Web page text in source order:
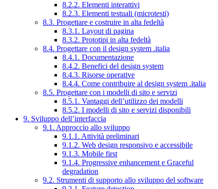
8.2.2. Elementi interattivi
8.2.3. Elementi testuali (microtesti)
8.3. Progettare e costruire in alta fedeltà
8.3.1. Layout di pagina
8.3.2. Prototipi in alta fedeltà
8.4. Progettare con il design system .italia
8.4.1. Documentazione
8.4.2. Benefici del design system
8.4.3. Risorse operative
8.4.4. Come contribuire al design system .italia
8.5. Progettare con i modelli di sito e servizi
8.5.1. Vantaggi dell’utilizzo dei modelli
8.5.2. I modelli di sito e servizi disponibili
9. Sviluppo dell’interfaccia
9.1. Approccio allo sviluppo
9.1.1. Attività preliminari
9.1.2. Web design responsivo e accessibile
9.1.3. Mobile first
9.1.4. Progressive enhancement e Graceful
degradation
9.2. Strumenti di supporto allo sviluppo del software